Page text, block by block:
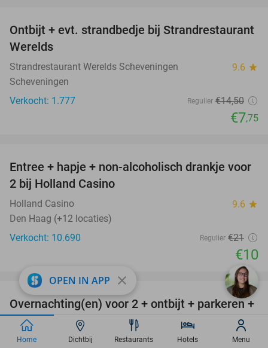
47%
Ontbijt + evt. strandbedje bij Strandrestaurant
Werelds
Strandrestaurant Werelds Scheveningen 9.6 star
Scheveningen
Verkocht: 1.777
Regulier €14,50
€7,75
52%
Entree + hapje + non-alcoholisch drankje voor
2 bij Holland Casino
Holland Casino 9.6 star
Den Haag (+12 locaties)
Verkocht: 10.690
Regulier €21
€10
48%
favorite_border
Overnachting(en) voor 2 + ontbijt + parkeren +
late check-out nabij Den Haag
Hotel Nordseka 8.4star
OPEN IN APP close
Home Dichtbij Restaurants Hotels Menu